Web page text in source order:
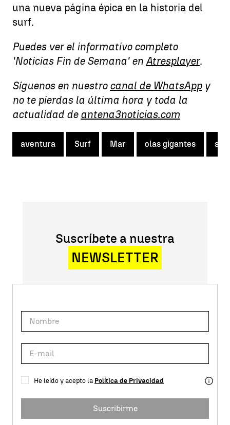
una nueva página épica en la historia del
surf.
Puedes ver el informativo completo
'Noticias Fin de Semana' en Atresplayer.
Síguenos en nuestro canal de WhatsAppy
no te pierdas la última hora y toda la
actualidad de antena3noticias.com
aventura Surf Mar olas gigantes
Suscríbete a nuestra
NEWSLETTER
He leído y acepto la Política de Privacidad
Suscribirme